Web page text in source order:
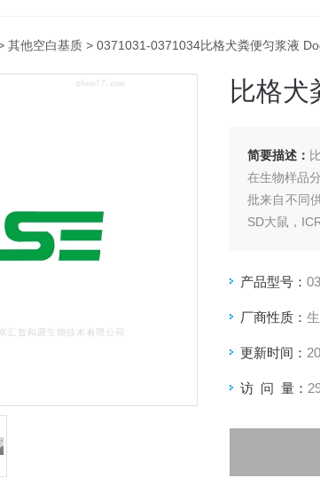
其他空白基质 > 0371031-0371034比格犬粪便匀浆液
比格
简要描述：
在生物样品
批来自不同
SD大鼠，
产品型号：
厂商性质：
更新时间：
访 问 量：